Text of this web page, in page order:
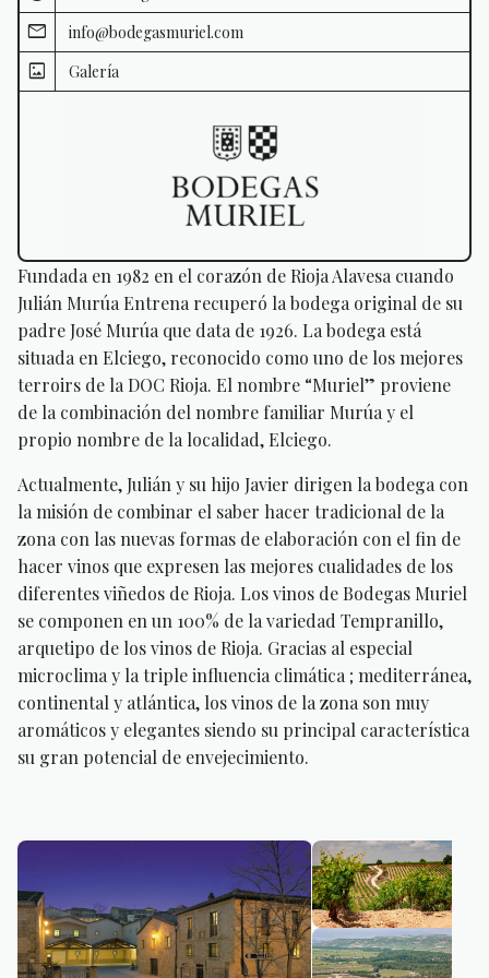
info@bodegasmuriel.com
Galería
Fundada en 1982 en el corazón de Rioja Alavesa cuando
Julián Murúa Entrena recuperó la bodega original de su
padre José Murúa que data de 1926. La bodega está
situada en Elciego, reconocido como uno de los mejores
terroirs de la DOC Rioja. El nombre “Muriel” proviene
de la combinación del nombre familiar Murúa y el
propio nombre de la localidad, Elciego.
Actualmente, Julián y su hijo Javier dirigen la bodega con
la misión de combinar el saber hacer tradicional de la
zona con las nuevas formas de elaboración con el fin de
hacer vinos que expresen las mejores cualidades de los
diferentes viñedos de Rioja. Los vinos de Bodegas Muriel
se componen en un 100% de la variedad Tempranillo,
arquetipo de los vinos de Rioja. Gracias al especial
microclima y la triple influencia climática ; mediterránea,
continental y atlántica, los vinos de la zona son muy
aromáticos y elegantes siendo su principal característica
su gran potencial de envejecimiento.